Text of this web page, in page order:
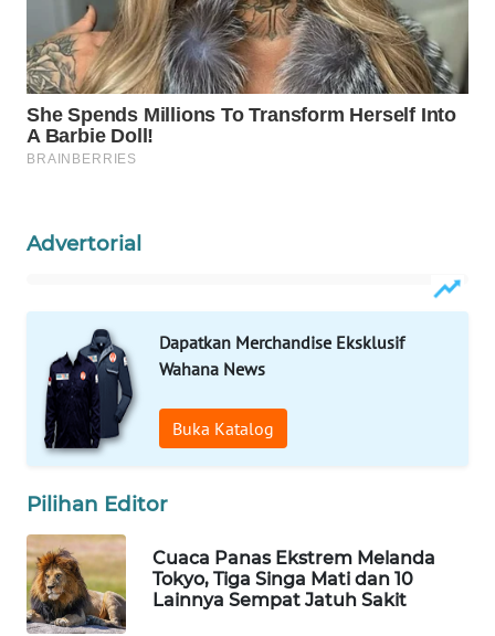
Advertorial
Dapatkan Merchandise Eksklusif
Wahana News
Buka Katalog
Pilihan Editor
Cuaca Panas Ekstrem Melanda
Tokyo, Tiga Singa Mati dan 10
Lainnya Sempat Jatuh Sakit
WAHANA
TRAVEL
WAHANA
TV
CO ID
WAHANANEWS
NET
WAHANA
WAHANA
UMKM
WAHANA